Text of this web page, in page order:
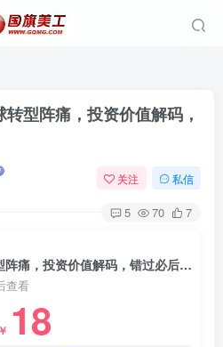
转型阵痛，投资价值解码，
关注 私信
5 70 7
「思捷环球」思捷环球转型阵痛，投资价值解码，错过必后悔！
查看
￥ 18